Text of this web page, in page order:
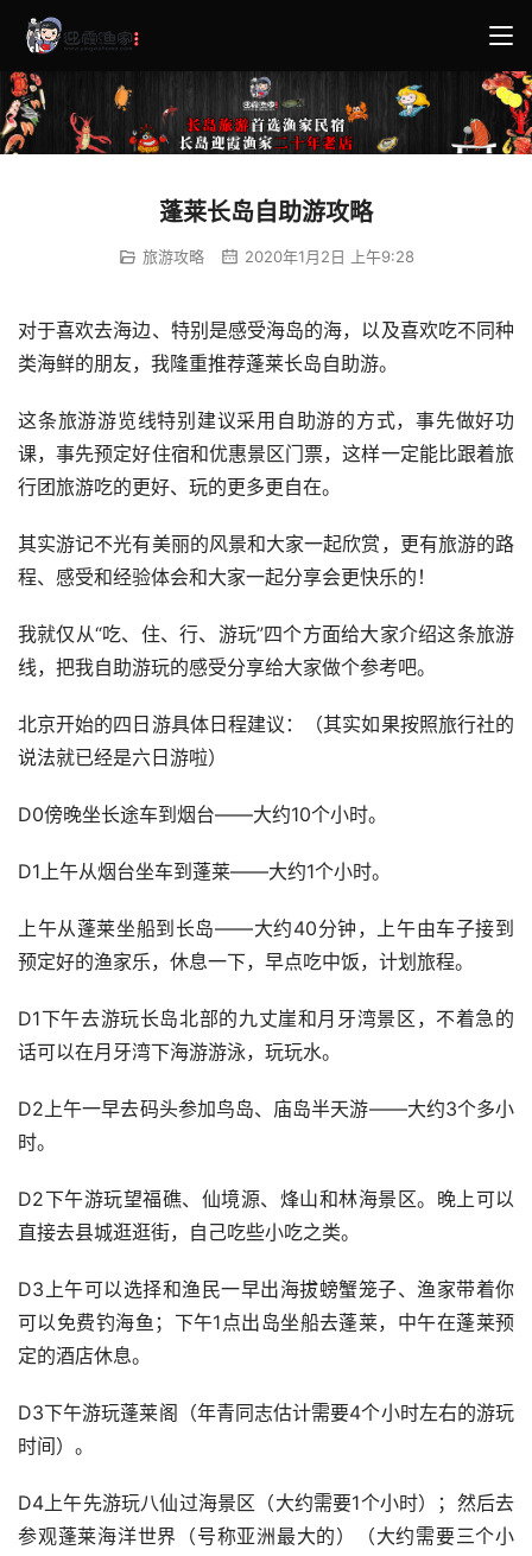
蓬莱长岛自助游攻略
旅游攻略 2020年1月2日 上午9:28
对于喜欢去海边、特别是感受海岛的海，以及喜欢吃不同种
类海鲜的朋友，我隆重推荐蓬莱长岛自助游。
这条旅游游览线特别建议采用自助游的方式，事先做好功
课，事先预定好住宿和优惠景区门票，这样一定能比跟着旅
行团旅游吃的更好、玩的更多更自在。
其实游记不光有美丽的风景和大家一起欣赏，更有旅游的路
程、感受和经验体会和大家一起分享会更快乐的！
我就仅从“吃、住、行、游玩”四个方面给大家介绍这条旅游
线，把我自助游玩的感受分享给大家做个参考吧。
北京开始的四日游具体日程建议：（其实如果按照旅行社的
说法就已经是六日游啦）
D0傍晚坐长途车到烟台——大约10个小时。
D1上午从烟台坐车到蓬莱——大约1个小时。
上午从蓬莱坐船到长岛——大约40分钟，上午由车子接到
预定好的渔家乐，休息一下，早点吃中饭，计划旅程。
D1下午去游玩长岛北部的九丈崖和月牙湾景区，不着急的
话可以在月牙湾下海游游泳，玩玩水。
D2上午一早去码头参加鸟岛、庙岛半天游——大约3个多小
时。
D2下午游玩望福礁、仙境源、烽山和林海景区。晚上可以
直接去县城逛逛街，自己吃些小吃之类。
D3上午可以选择和渔民一早出海拔螃蟹笼子、渔家带着你
可以免费钓海鱼；下午1点出岛坐船去蓬莱，中午在蓬莱预
定的酒店休息。
D3下午游玩蓬莱阁（年青同志估计需要4个小时左右的游玩
时间）。
D4上午先游玩八仙过海景区（大约需要1个小时）；然后去
参观蓬莱海洋世界（号称亚洲最大的）（大约需要三个小